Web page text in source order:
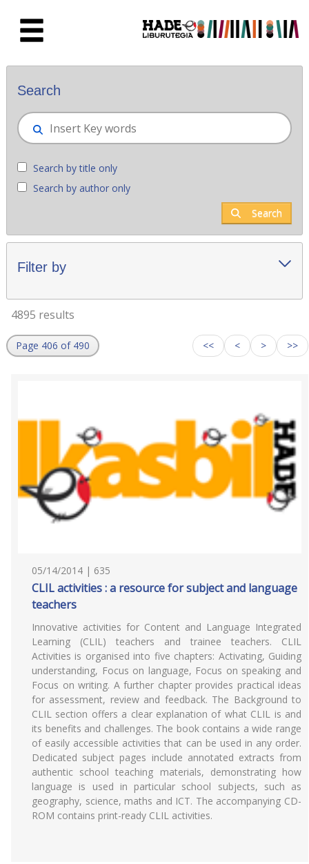
New books - Liburutegia
Search
Search by title only
Search by author only
Search
Filter by
4895 results
Page 406 of 490 << < > >>
05/14/2014 | 635
CLIL activities : a resource for subject and language
teachers
Innovative activities for Content and Language Integrated
Learning (CLIL) teachers and trainee teachers. CLIL
Activities is organised into five chapters: Activating, Guiding
understanding, Focus on language, Focus on speaking and
Focus on writing. A further chapter provides practical ideas
for assessment, review and feedback. The Background to
CLIL section offers a clear explanation of what CLIL is and
its benefits and challenges. The book contains a wide range
of easily accessible activities that can be used in any order.
Dedicated subject pages include annotated extracts from
authentic school teaching materials, demonstrating how
language is used in particular school subjects, such as
geography, science, maths and ICT. The accompanying CD-
ROM contains print-ready CLIL activities.